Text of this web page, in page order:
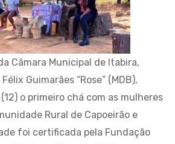
Câmara Municipal de Itabira,
Guimarães “Rose” (MDB),
o primeiro chá com as mulheres
Rural de Capoeirão e
foi certificada pela Fundação